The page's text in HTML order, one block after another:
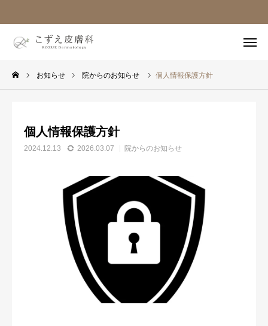
お知らせ 院からのお知らせ 個人情報保護方針
個人情報保護方針
2024.12.13 2026.03.07 院からのお知らせ
ホーム
web予約
ホーム